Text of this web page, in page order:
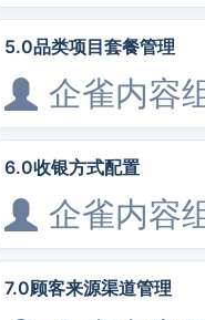
5.0品类项目套餐管理
企雀内容
6.0收银方式配置
企雀内容
7.0顾客来源渠道管理